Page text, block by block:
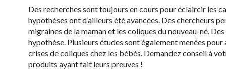
Des recherches sont toujours en cours pour éclaircir les
hypothèses ont d’ailleurs été avancées. Des chercheurs
migraines de la maman et les coliques du nouveau-né.
hypothèse. Plusieurs études sont également menées
crises de coliques chez les bébés. Demandez conseil à
produits ayant fait leurs preuves !